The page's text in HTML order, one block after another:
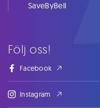
Följ oss!
Facebook
Instagram
SaveByBell